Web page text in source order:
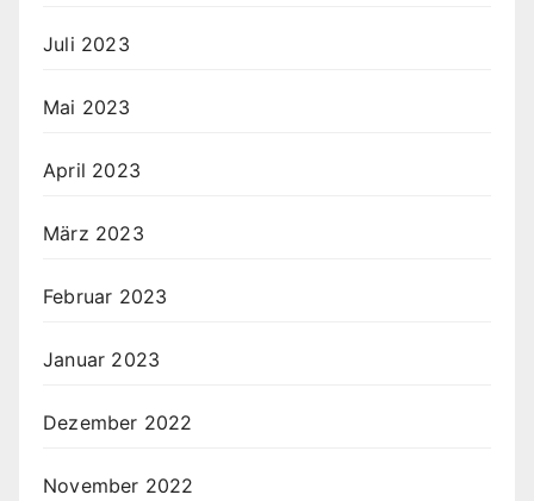
Juli 2023
Mai 2023
April 2023
März 2023
Februar 2023
Januar 2023
Dezember 2022
November 2022